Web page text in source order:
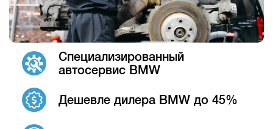
Специализированный
автосервис BMW
Дешевле дилера BMW до 45%